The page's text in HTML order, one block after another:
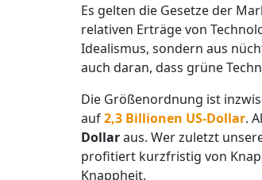
Es gelten die Gesetze der
relativen Erträge von
Idealismus, sondern aus
auch daran, dass grüne
Die Größenordnung ist
auf2,3 Billionen US-Dollar.
Dollaraus. Wer zuletzt
profitiert kurzfristig von
Knappheit.